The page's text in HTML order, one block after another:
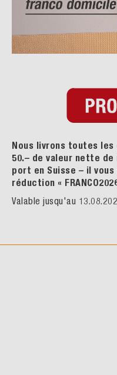
Nous livrons toutes les
50.– de valeur nette
port en Suisse – il
réduction «
Valable jusqu'au